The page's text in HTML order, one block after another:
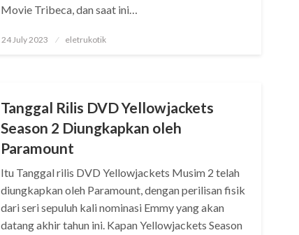
Movie Tribeca, dan saat ini…
Posted
24 July 2023 eletrukotik
Tanggal Rilis DVD Yellowjackets
Season 2 Diungkapkan oleh
Paramount
Itu Tanggal rilis DVD Yellowjackets Musim 2 telah
diungkapkan oleh Paramount, dengan perilisan fisik
dari seri sepuluh kali nominasi Emmy yang akan
datang akhir tahun ini. Kapan Yellowjackets Season